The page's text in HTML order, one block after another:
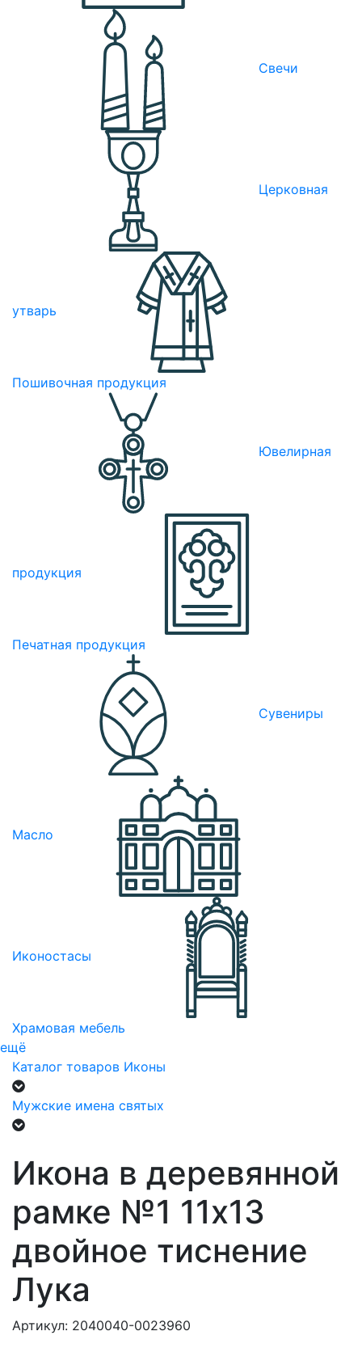
Свечи
Церковная
утварь
Пошивочная продукция
Ювелирная
продукция
Печатная продукция
Сувениры
Масло
Иконостасы
Храмовая мебель
ещё
Каталог товаров Иконы
Мужские имена святых
Икона в деревянной
рамке №1 11х13
двойное тиснение
Лука
Артикул: 2040040-0023960